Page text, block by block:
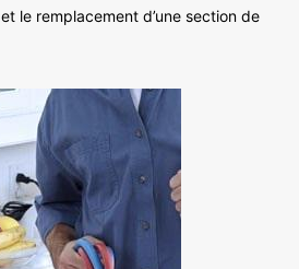
le remplacement d’une section de